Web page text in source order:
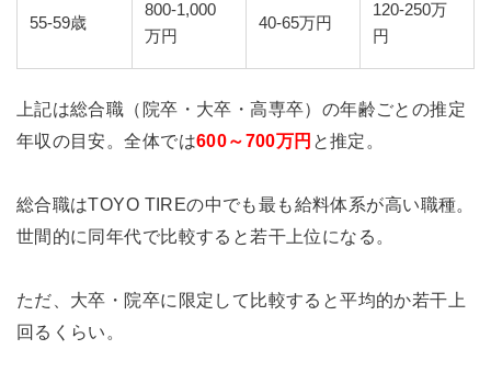
55-59歳
800-1,000
万円
40-65万円
120-250万
円
上記は総合職（院卒・大卒・高専卒）の年齢ごとの推定
年収の目安。全体では600～700万円 と推定。
総合職はTOYO TIREの中でも最も給料体系が高い職種。
世間的に同年代で比較すると若干上位になる。
ただ、大卒・院卒に限定して比較すると平均的か若干上
回るくらい。